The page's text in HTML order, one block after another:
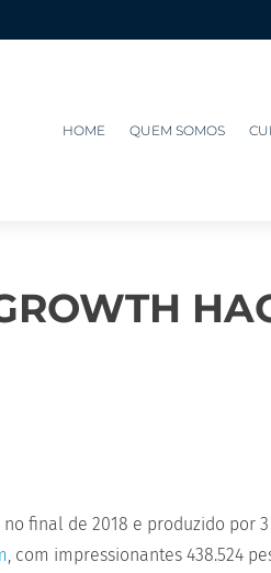
HOME QUEM SOMOS
final de 2018 e produzido
, com impressionantes 438.524